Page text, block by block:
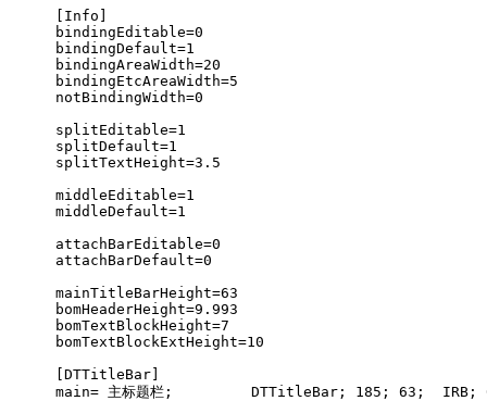
[Info]
bindingEditable=0
bindingDefault=1
bindingAreaWidth=20
bindingEtcAreaWidth=5
notBindingWidth=0
splitEditable=1
splitDefault=1
splitTextHeight=3.5
middleEditable=1
middleDefault=1
attachBarEditable=0
attachBarDefault=0
mainTitleBarHeight=63
bomHeaderHeight=9.993
bomTextBlockHeight=7
bomTextBlockExtHeight=10
[DTTitleBar]
main= 主标题栏 ;         DTTitleBar; 185; 63;  IRB;